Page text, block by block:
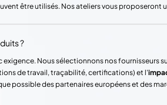
être utilisés. Nos ateliers vous proposeront
?
Nous sélectionnons nos fournisseurs
de travail, traçabilité, certifications) et l'
possible des partenaires européens et des